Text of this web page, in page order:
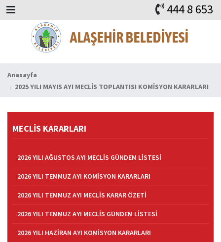
444 8 653
BAŞKAN
ALAŞEHİR
HABERLER
İHALELER
DUYURULAR
KURUMSAL
ALAŞEHİR
FAYDALI ADRESLER
iLETİŞİM
Anasayfa
2025 YILI MAYIS AYI MECLİS TOPLANTISI KOMİSYON KARARLARI
MECLİS KARARLARI
2026 YILI AĞUSTOS AYI MECLİS GÜNDEM LİSTESİ
2026 YILI TEMMUZ AYI KOMİSYON KARARLARI
2026 YILI TEMMUZ AYI MECLİS KARAR ÖZETİ
2026 YILI TEMMUZ AYI MECLİS GÜNDEM LİSTESİ
2026 YILI HAZİRAN AYI KOMİSYON KARARLARI